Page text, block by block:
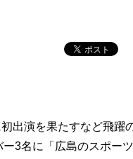
出演を果たすなど飛躍
3名に「広島のスポーツ